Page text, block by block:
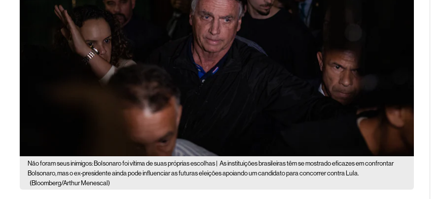
Não foram seus inimigos: Bolsonaro foi vítima de suas próprias escolhas | As instituições brasileiras têm se mostrado eficazes em confrontar
Bolsonaro, mas o ex-presidente ainda pode influenciar as futuras eleições apoiando um candidato para concorrer contra Lula.
(Bloomberg/Arthur Menescal)